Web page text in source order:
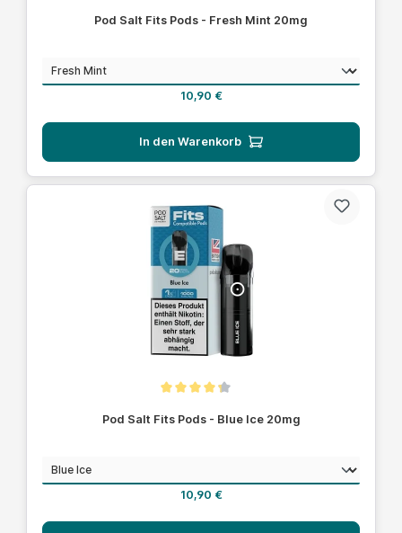
Pod Salt Fits Pods - Fresh Mint 20mg
Geschmack
Regulärer Preis:
10,90 €
In den Warenkorb
Pod Salt Fits Pods - Blue Ice 20mg
Geschmack
Regulärer Preis:
10,90 €